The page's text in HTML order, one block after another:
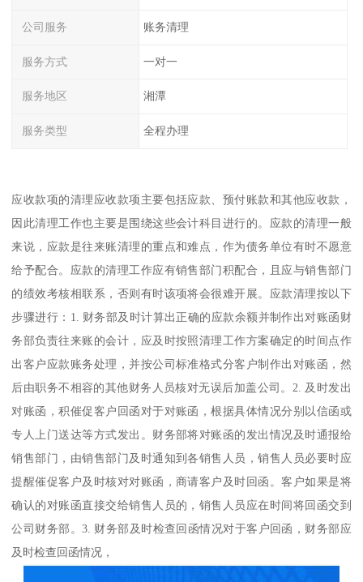
公司服务 账务清理
服务方式 一对一
服务地区 湘潭
服务类型 全程办理
应收款项的清理应收款项主要包括应款、预付账款和其他应收款，
因此清理工作也主要是围绕这些会计科目进行的。应款的清理一般
来说，应款是往来账清理的重点和难点，作为债务单位有时不愿意
给予配合。应款的清理工作应有销售部门积配合，且应与销售部门
的绩效考核相联系，否则有时该项将会很难开展。应款清理按以下
步骤进行：1. 财务部及时计算出正确的应款余额并制作出对账函财
务部负责往来账的会计，应及时按照清理工作方案确定的时间点作
出客户应款账务处理，并按公司标准格式分客户制作出对账函，然
后由职务不相容的其他财务人员核对无误后加盖公司。2. 及时发出
对账函，积催促客户回函对于对账函，根据具体情况分别以信函或
专人上门送达等方式发出。财务部将对账函的发出情况及时通报给
销售部门，由销售部门及时通知到各销售人员，销售人员必要时应
提醒催促客户及时核对对账函，商请客户及时回函。客户如果是将
确认的对账函直接交给销售人员的，销售人员应在时间将回函交到
公司财务部。3. 财务部及时检查回函情况对于客户回函，财务部应
及时检查回函情况，